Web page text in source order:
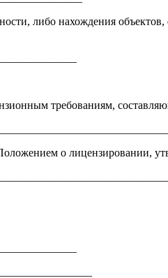
либо нахождения объектов,
требованиям,
о лицензировании,